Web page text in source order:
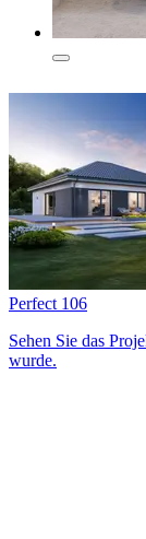
Perfect 106
Sehen Sie das
wurde.